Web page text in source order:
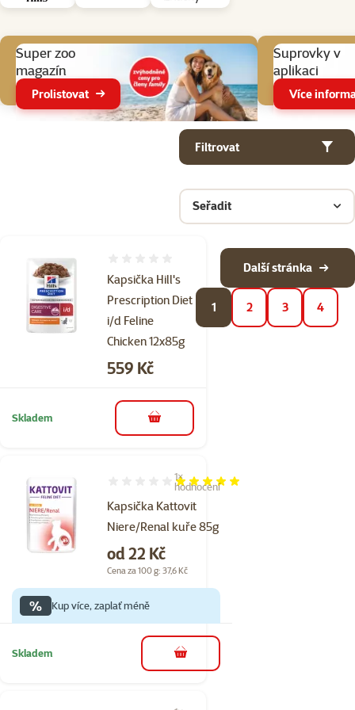
Super zoo
magazín
Prolistovat
Suprovky v
aplikaci
Více
Filtrovat
Seřadit
Produkty v kategorii Veterinární diety pro kočky
Kapsička Hill's
Prescription Diet
i/d Feline
Chicken 12x85g
Cena
559 Kč
Skladem do košíku
Kapsička Kattovit
Niere/Renal kuře 85g
Hodnocení 100%, počet hodnocení: 1
1×
hodnocení
Cena
od 22 Kč
Cena za 100 g: 37,6 Kč
% Kup více, zaplať méně
Skladem do košíku
1 2 3 4
Další stránka